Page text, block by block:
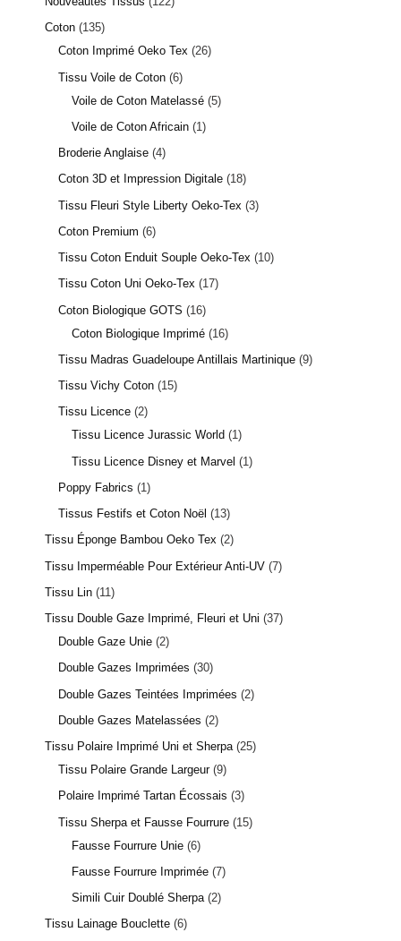
Coton 135
Coton Imprimé Oeko Tex 26
Tissu Voile de Coton 6
Voile de Coton Matelassé 5
Voile de Coton Africain 1
Broderie Anglaise 4
Coton 3D et Impression Digitale 18
Tissu Fleuri Style Liberty Oeko-Tex 3
Coton Premium 6
Tissu Coton Enduit Souple Oeko-Tex
10
Tissu Coton Uni Oeko-Tex
17
Coton Biologique GOTS
16
Coton Biologique Imprimé 16
Tissu Madras Guadeloupe Antillais Martinique 9
Tissu Vichy Coton 15
Tissu Licence 2
Tissu Licence Jurassic World
1
Tissu Licence Disney et Marvel
1
Poppy Fabrics
1
Tissus Festifs et Coton Noël
13
Tissu Éponge Bambou Oeko Tex 2
Tissu Imperméable Pour Extérieur Anti-UV 7
Tissu Lin 11
Tissu Double Gaze Imprimé, Fleuri et Uni 37
Double Gaze Unie 2
Double Gazes Imprimées 30
Double Gazes Teintées Imprimées
2
Double Gazes Matelassées
2
Tissu Polaire Imprimé Uni et Sherpa 25
Tissu Polaire Grande Largeur 9
Polaire Imprimé Tartan Écossais 3
Tissu Sherpa et Fausse Fourrure 15
Fausse Fourrure Unie 6
Fausse Fourrure Imprimée 7
Simili Cuir Doublé Sherpa 2
Tissu Lainage Bouclette 6